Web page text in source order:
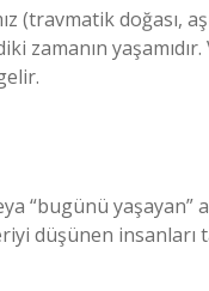
doğası,
zamanın
“bugünü yaşayan”
düşünen insanları